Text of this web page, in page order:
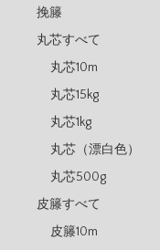
挽籐
丸芯すべて
丸芯10m
丸芯15kg
丸芯1kg
丸芯（漂白色）
丸芯500g
皮籐すべて
皮籐10m